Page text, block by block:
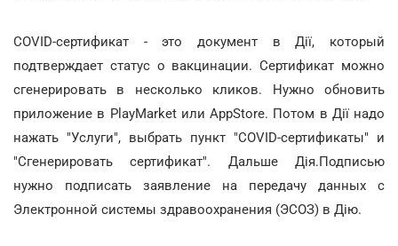
COVID-сертификат - это документ в Дії, который
подтверждает статус о вакцинации. Сертификат можно
сгенерировать в несколько кликов. Нужно обновить
приложение в PlayMarket или AppStore. Потом в Дії надо
нажать "Услуги", выбрать пункт "COVID-сертификаты" и
"Сгенерировать сертификат". Дальше Дія.Подписью
нужно подписать заявление на передачу данных с
Электронной системы здравоохранения (ЭСОЗ) в Дію.